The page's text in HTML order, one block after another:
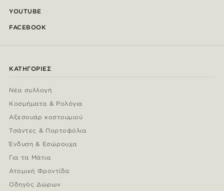
YOUTUBE
FACEBOOK
ΚΑΤΗΓΟΡΊΕΣ
Νέα συλλογή
Κοσμήματα & Ρολόγια
Αξεσουάρ κοστουμιού
Τσάντες & Πορτοφόλια
Ένδυση & Εσώρουχα
Για τα Μάτια
Ατομική Φροντίδα
Οδηγός Δώρων